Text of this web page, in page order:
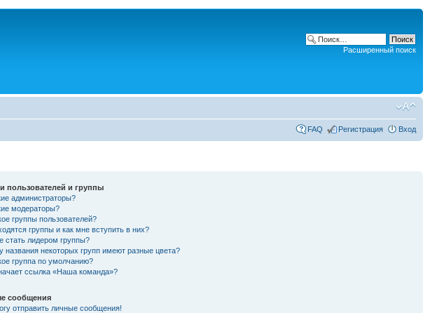
Расширенный поиск
FAQ Регистрация Вход
пользователей и группы
администраторы?
модераторы?
группы пользователей?
группы и как мне вступить в них?
стать лидером группы?
названия некоторых групп имеют разные цвета?
группа по умолчанию?
ссылка «Наша команда»?
сообщения
отправить личные сообщения!